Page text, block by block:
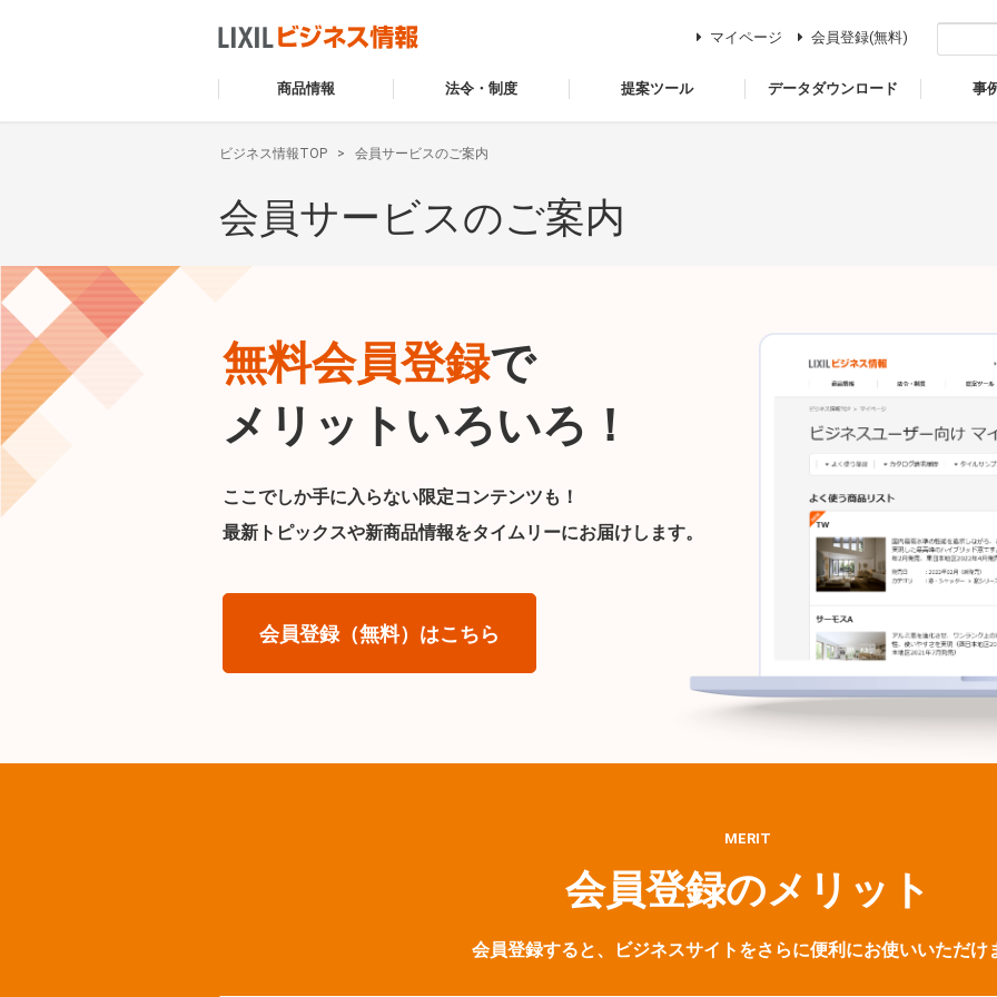
商品情報 法令・制度 提案ツール データダウンロード 事
マイページ 会員登録(無料)
ビジネス情報TOP 会員サービスのご案内
会員サービスのご案内
無料会員登録で
メリットいろいろ！
ここでしか手に入らない限定コンテンツも！
最新トピックスや新商品情報をタイムリーにお届けします。
会員登録（無料）はこちら
MERIT
会員登録のメリット
会員登録すると、ビジネスサイトをさらに便利にお使いいただけ